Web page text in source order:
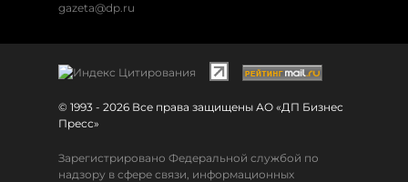
gazeta@dp.ru
© 1993 - 2026 Все права защищены АО «ДП Бизнес
Пресс»
Зарегистрировано Федеральной службой по
надзору в сфере связи, информационных